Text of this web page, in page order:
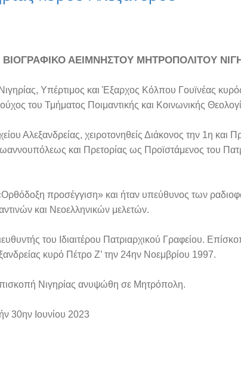
ΒΙΟΓΡΑΦΙΚΟ ΑΕΙΜΝΗΣΤΟΥ ΜΗΤΡΟΠΟΛΙΤΟΥ
Yπέρτιμος και Έξαρχος Κόλπου Γουϊνέας
του Τμήματος Ποιμαντικής και Κοινωνικής
Αλεξανδρείας, χειροτονηθείς Διάκονος την 1η
και Πρετορίας ως Προϊστάμενος του
προσέγγιση» και ήταν υπεύθυνος των
και Νεοελληνικών μελετών.
του Ιδιαιτέρου Πατριαρχικού Γραφείου.
κυρό Πέτρο Ζ’ την 24ην Νοεμβρίου 1997.
Νιγηρίας ανυψώθη σε Μητρόπολη.
30ην Ιουνίου 2023